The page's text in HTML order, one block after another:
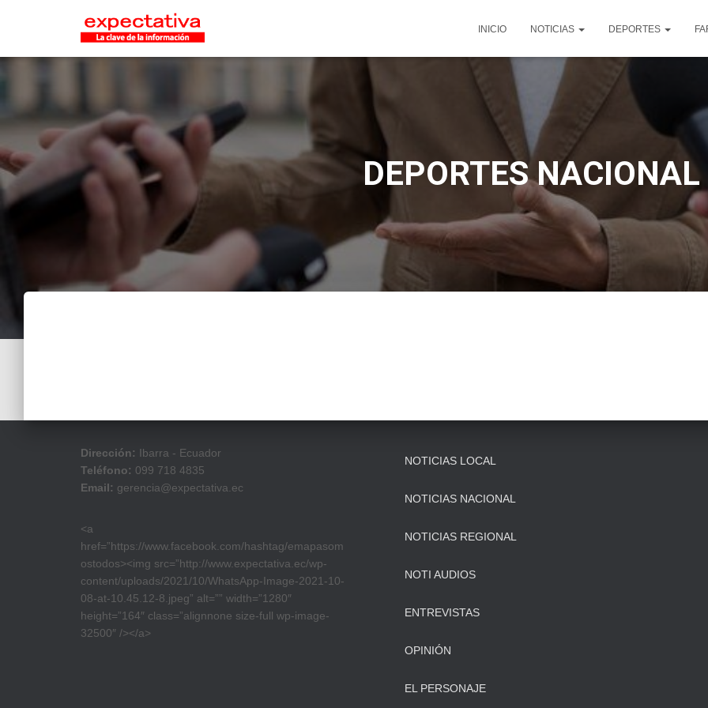
INICIO NOTICIAS DEPORTES
DEPORTES NACIONAL
Dirección: Ibarra - Ecuador
Teléfono: 099 718 4835
Email: gerencia@expectativa.ec
<a
href=”https://www.facebook.com/hashtag/emapasom
ostodos><img src=”http://www.expectativa.ec/wp-
content/uploads/2021/10/WhatsApp-Image-2021-10-
08-at-10.45.12-8.jpeg” alt=”” width=”1280″
height=”164″ class=”alignnone size-full wp-image-
32500″ /></a>
NOTICIAS LOCAL
NOTICIAS NACIONAL
NOTICIAS REGIONAL
NOTI AUDIOS
ENTREVISTAS
OPINIÓN
EL PERSONAJE